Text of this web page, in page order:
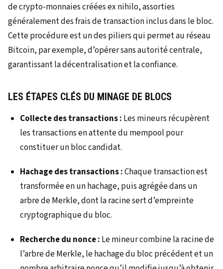
de crypto-monnaies créées ex nihilo, assorties
généralement des frais de transaction inclus dans le bloc.
Cette procédure est un des piliers qui permet au réseau
Bitcoin, par exemple, d’opérer sans autorité centrale,
garantissant la décentralisation et la confiance.
LES ÉTAPES CLÉS DU MINAGE DE BLOCS
Collecte des transactions : Les mineurs récupèrent
les transactions en attente du mempool pour
constituer un bloc candidat.
Hachage des transactions :Chaque transaction est
transformée en un hachage, puis agrégée dans un
arbre de Merkle, dont la racine sert d’empreinte
cryptographique du bloc.
Recherche du nonce : Le mineur combine la racine de
l’arbre de Merkle, le hachage du bloc précédent et un